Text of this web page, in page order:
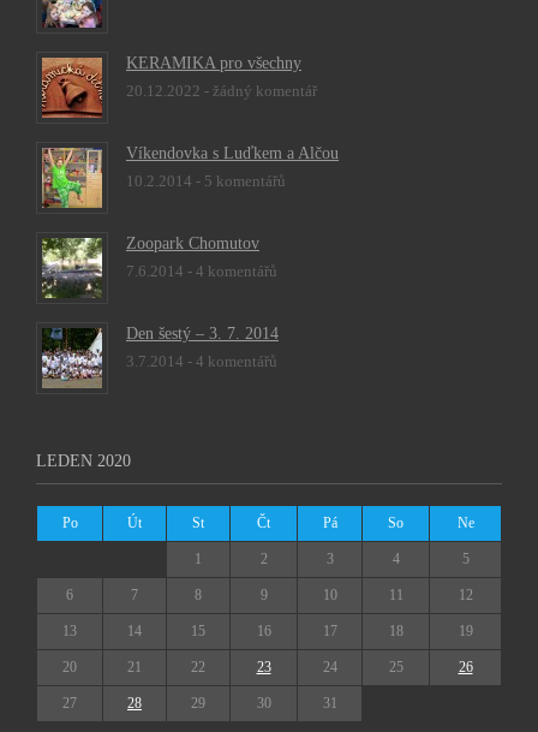
KERAMIKA pro všechny
20.12.2022 - žádný komentář
Víkendovka s Luďkem a Alčou
10.2.2014 - 5 komentářů
Zoopark Chomutov
7.6.2014 - 4 komentářů
Den šestý – 3. 7. 2014
3.7.2014 - 4 komentářů
LEDEN 2020
Po Út St Čt Pá So Ne
1 2 3 4 5
6 7 8 9 10 11 12
13 14 15 16 17 18 19
20 21 22 23 24 25 26
27 28 29 30 31